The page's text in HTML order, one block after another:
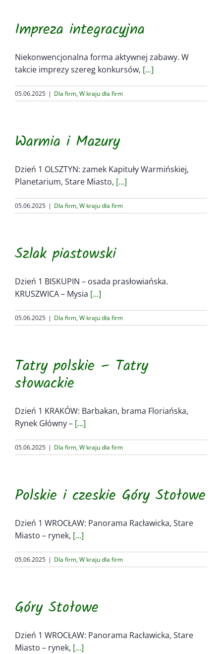
Impreza integracyjna
Niekonwencjonalna forma aktywnej zabawy. W
takcie imprezy szereg konkursów, [...]
05.06.2025 | Dla firm, W kraju dla firm
Warmia i Mazury
Dzień 1 OLSZTYN: zamek Kapituły Warmińskiej,
Planetarium, Stare Miasto, [...]
05.06.2025 | Dla firm, W kraju dla firm
Szlak piastowski
Dzień 1 BISKUPIN – osada prasłowiańska.
KRUSZWICA – Mysia [...]
05.06.2025 | Dla firm, W kraju dla firm
Tatry polskie – Tatry
słowackie
Dzień 1 KRAKÓW: Barbakan, brama Floriańska,
Rynek Główny – [...]
05.06.2025 | Dla firm, W kraju dla firm
Polskie i czeskie Góry Stołowe
Dzień 1 WROCŁAW: Panorama Racławicka, Stare
Miasto – rynek, [...]
05.06.2025 | Dla firm, W kraju dla firm
Góry Stołowe
Dzień 1 WROCŁAW: Panorama Racławicka, Stare
Miasto – rynek, [...]